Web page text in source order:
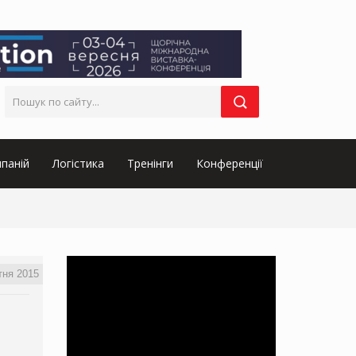
Логістика Тренінги Конференції
2015